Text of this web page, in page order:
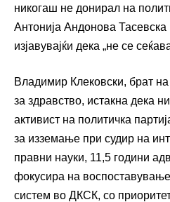
никогаш не донирал на
Антонија Андонова
изјавувајќи дека „не се
Владимир Клековски, брат
за здравство, истакна дека
активист на политичка
за изземање при судир на
правни науки, 11,5 години
фокусира на
систем во ДКСК, со